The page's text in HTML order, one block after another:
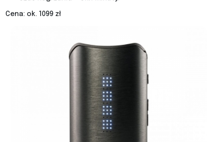
Cena: ok. 1099 zł